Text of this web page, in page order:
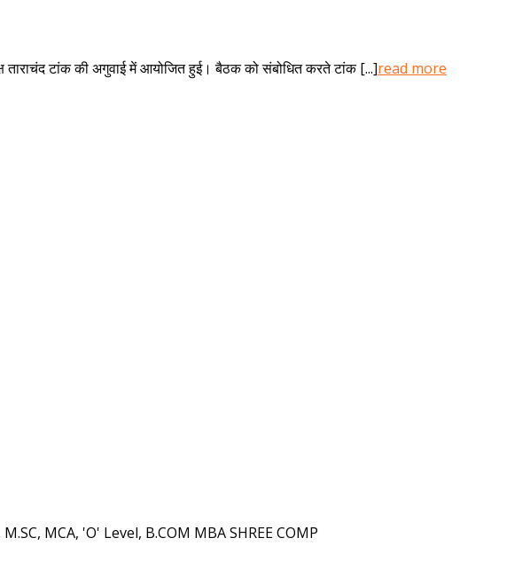
ताराचंद टांक की अगुवाई में आयोजित हुई। बैठक को संबोधित करते टांक [...]read more
MCA, 'O' Level, B.COM MBA SHREE COMP